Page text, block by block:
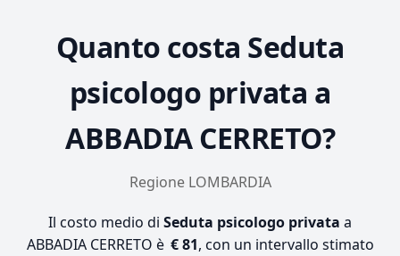
Quanto costa Seduta
psicologo privata a
ABBADIA CERRETO?
Regione LOMBARDIA
Il costo medio di Seduta psicologo privata a
ABBADIA CERRETO è € 81, con un intervallo stimato